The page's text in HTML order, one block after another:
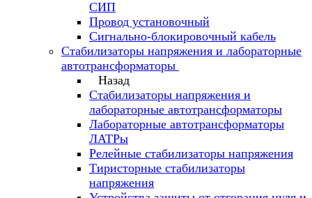
СИП
Провод установочный
Сигнально-блокировочный кабель
Стабилизаторы напряжения и лабораторные
автотрансформаторы
Назад
Стабилизаторы напряжения и
лабораторные автотрансформаторы
Лабораторные автотрансформаторы
ЛАТРы
Релейные стабилизаторы напряжения
Тиристорные стабилизаторы
напряжения